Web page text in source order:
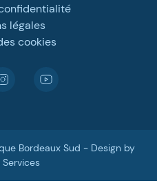
légales
cookies
Bordeaux Sud - Design by
Services